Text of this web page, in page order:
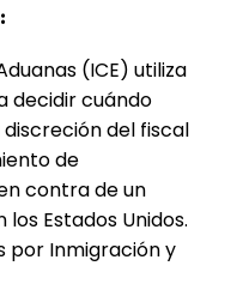
(ICE) utiliza
decidir cuándo
del fiscal
de
contra de un
Estados Unidos.
por Inmigración y